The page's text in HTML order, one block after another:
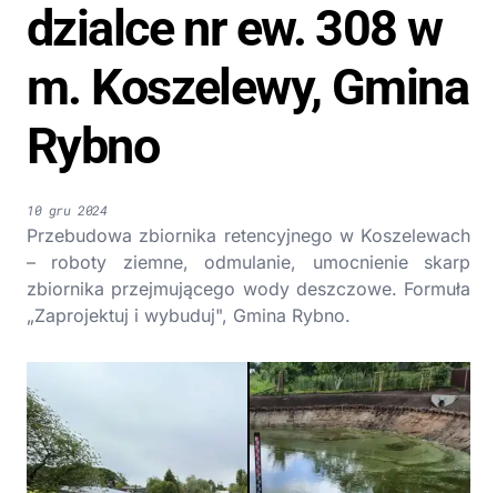
dzialce nr ew. 308 w
m. Koszelewy, Gmina
Rybno
Przebudowa zbiornika retencyjnego w Koszelewach
– roboty ziemne, odmulanie, umocnienie skarp
zbiornika przejmującego wody deszczowe. Formuła
„Zaprojektuj i wybuduj", Gmina Rybno.
10 gru 2024